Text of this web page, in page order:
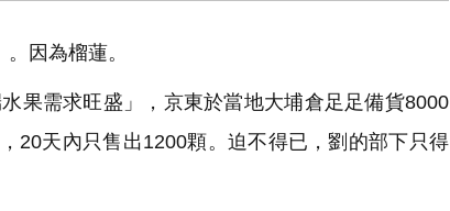
因為榴蓮。
果需求旺盛」，京東於當地大埔倉足足備貨8000
20天內只售出1200顆。迫不得已，劉的部下只得